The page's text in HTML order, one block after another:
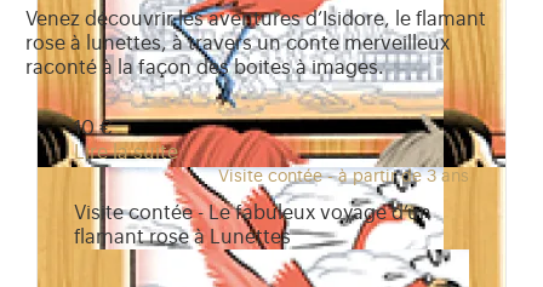
Venez découvrir les aventures d’Isidore, le flamant
rose à lunettes, à travers un conte merveilleux
raconté à la façon des boites à images.
10 €
Lire la suite
Visite contée - à partir de 3 ans
Visite contée - Le fabuleux voyage d’un
flamant rose à Lunettes